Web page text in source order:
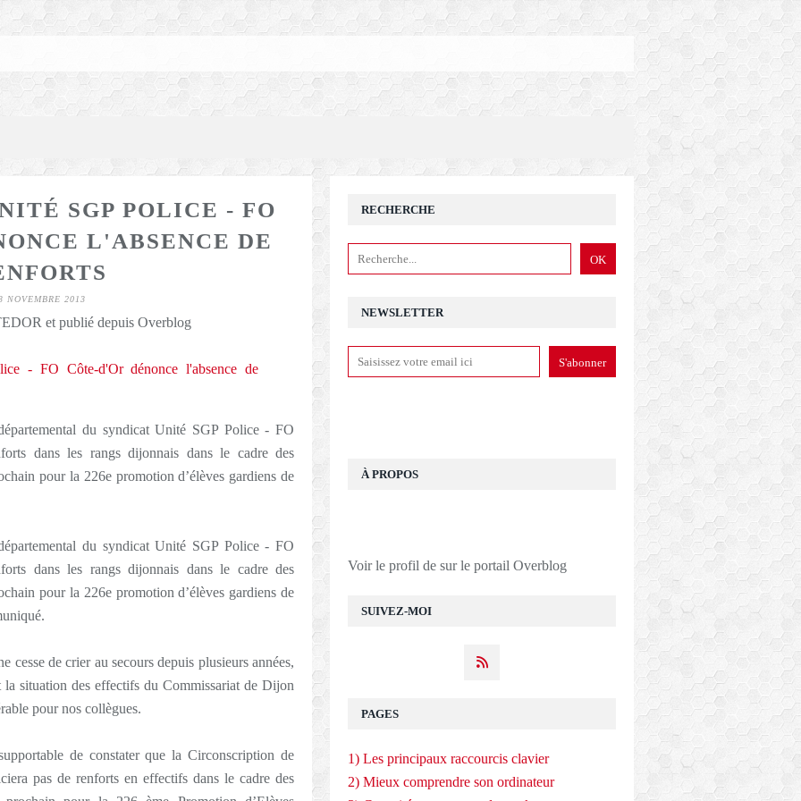
SGP POLICE - FO
L'ABSENCE DE
NOVEMBRE 2013
et publié depuis Overblog
du syndicat Unité SGP Police - FO
dans les rangs dijonnais dans le cadre des
pour la 226e promotion d’élèves gardiens de
du syndicat Unité SGP Police - FO
dans les rangs dijonnais dans le cadre des
pour la 226e promotion d’élèves gardiens de
cesse de crier au secours depuis plusieurs années,
situation des effectifs du Commissariat de Dijon
pour nos collègues.
de constater que la Circonscription de
pas de renforts en effectifs dans le cadre des
NEWSLETTER
SUIVEZ-MOI
RECHERCHE
À PROPOS
Voir le profil de sur le portail Overblog
PAGES
1) Les principaux raccourcis clavier
2) Mieux comprendre son ordinateur